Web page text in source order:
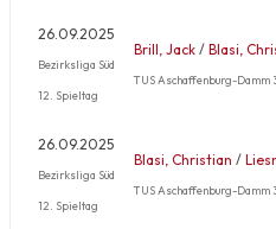
26.09.2025
Bezirksliga Süd
12. Spieltag
Brill, Jack / Blasi,
TUS Aschaffenburg-Damm
26.09.2025
Bezirksliga Süd
12. Spieltag
Blasi, Christian /
TUS Aschaffenburg-Damm